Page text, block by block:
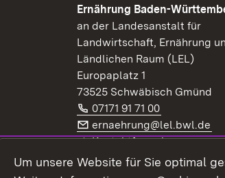
Ernährung Baden-
an der Landesanstalt für
Landwirtschaft, Ernährung
Ländlichen Raum (LEL)
Europaplatz 1
73525 Schwäbisch Gmünd
Telefon:
07171 91 71 00 (Öffnet in
E-Mail:
ernaehrung@lel.bwl.de
Kontaktformular
Extern:
LinkedIn (Öffnet in neuem
Um unsere Website für Sie optimal